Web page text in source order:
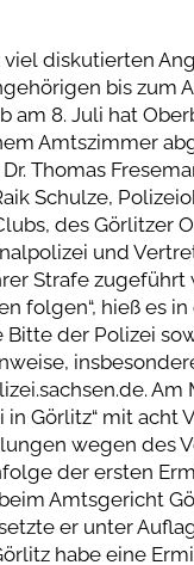
diskutierten
bis zum
am 8. Juli hat
Amtszimmer
Thomas
Schulze,
des Görlitzer
und
Strafe
folgen“, hieß es
Bitte der Polizei
in Görlitz“ mit
wegen des
der ersten
Amtsgericht
er unter
habe eine